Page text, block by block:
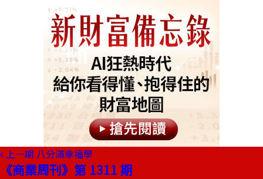
上一期 八分滿幸福學
《商業周刊》第 1311 期